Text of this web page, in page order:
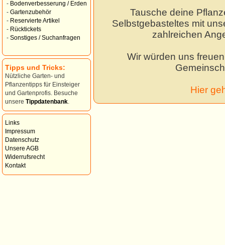
- Bodenverbesserung / Erden
- Gartenzubehör
- Reservierte Artikel
- Rücktickets
- Sonstiges / Suchanfragen
Tipps und Tricks:
Nützliche Garten- und
Pflanzentipps für Einsteiger
und Gartenprofis. Besuche
unsere Tippdatenbank
Links
Impressum
Datenschutz
Unsere AGB
Widerrufsrecht
Kontakt
Tausche deine
Selbstgebasteltes mit
zahlreichen
Wir würden uns
Hier